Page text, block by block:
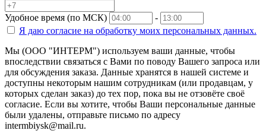
Удобное время (по МСК)
-
Я даю согласие на обработку моих персональных данных.
Мы (ООО "ИНТЕРМ") используем ваши данные, чтобы
впоследствии связаться с Вами по поводу Вашего запроса или
для обсуждения заказа. Данные хранятся в нашей системе и
доступны некоторым нашим сотрудникам (или продавцам, у
которых сделан заказ) до тех пор, пока вы не отзовёте своё
согласие. Если вы хотите, чтобы Ваши персональные данные
были удалены, отправьте письмо по адресу
intermbiysk@mail.ru.